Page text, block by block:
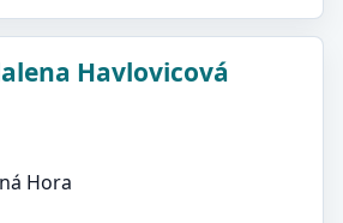
Havlovicová
Hora